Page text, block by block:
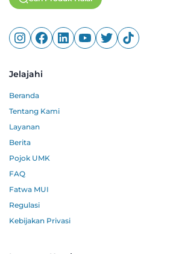
Jelajahi
Beranda
Tentang Kami
Layanan
Berita
Pojok UMK
FAQ
Fatwa MUI
Regulasi
Kebijakan Privasi